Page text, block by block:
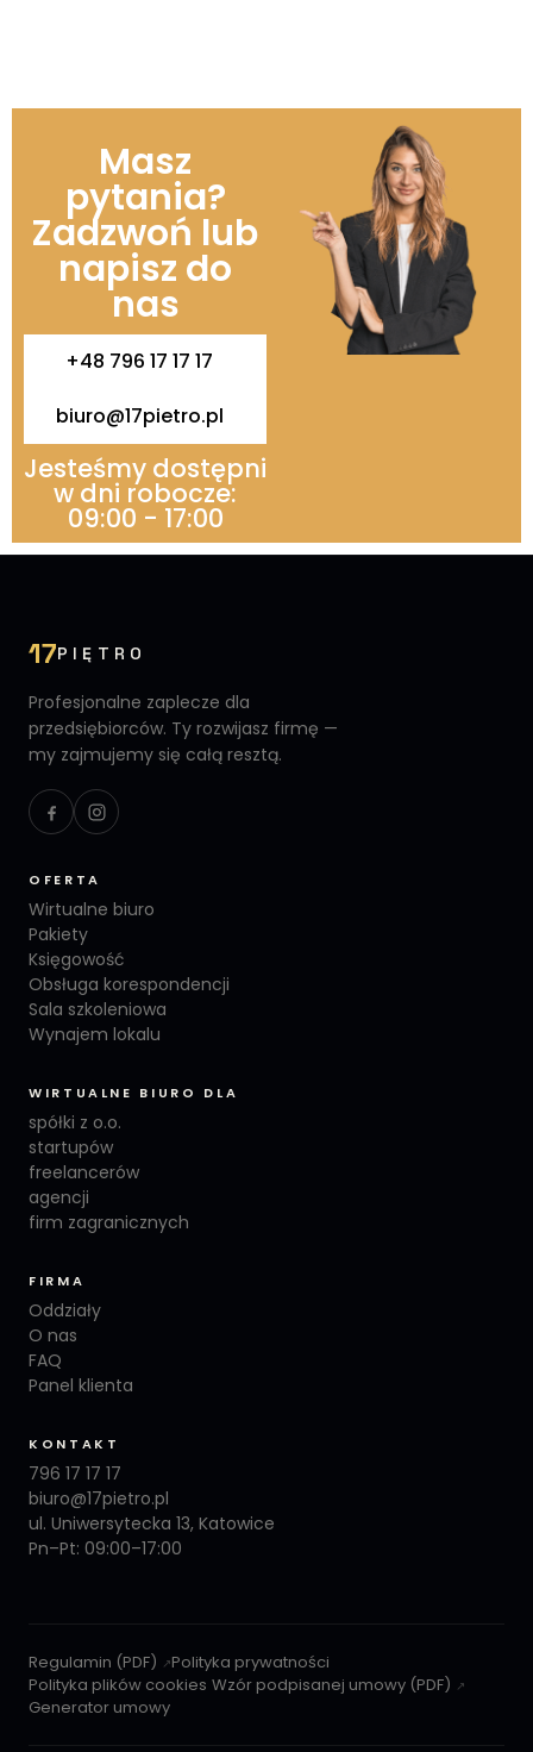
Masz
pytania?
Zadzwoń lub
napisz do
nas
+48 796 17 17 17
biuro@17pietro.pl
Jesteśmy dostępni
w dni robocze:
09:00 - 17:00
17PIĘTRO
Profesjonalne zaplecze dla
przedsiębiorców. Ty rozwijasz firmę —
my zajmujemy się całą resztą.
OFERTA
Wirtualne biuro
Pakiety
Księgowość
Obsługa korespondencji
Sala szkoleniowa
Wynajem lokalu
WIRTUALNE BIURO DLA
spółki z o.o.
startupów
freelancerów
agencji
firm zagranicznych
FIRMA
Oddziały
O nas
FAQ
Panel klienta
KONTAKT
796 17 17 17
biuro@17pietro.pl
ul. Uniwersytecka 13, Katowice
Pn–Pt: 09:00–17:00
Regulamin (PDF)
Polityka prywatności
Polityka plików cookies Wzór podpisanej umowy (PDF)
Generator umowy